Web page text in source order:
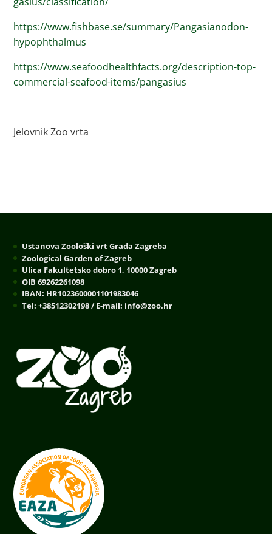
https://www.fishbase.se/summary/Pangasianodon-
hypophthalmus
https://www.seafoodhealthfacts.org/description-top-
commercial-seafood-items/pangasius
Jelovnik Zoo vrta
Ustanova Zoološki vrt Grada Zagreba
Zoological Garden of Zagreb
Ulica Fakultetsko dobro 1, 10000 Zagreb
OIB 69262261098
IBAN: HR1023600001101983046
Tel: +38512302198 / E-mail: info@zoo.hr